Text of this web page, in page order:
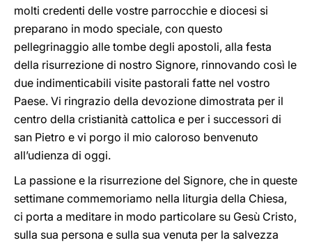
molti credenti delle vostre parrocchie e diocesi si
preparano in modo speciale, con questo
pellegrinaggio alle tombe degli apostoli, alla festa
della risurrezione di nostro Signore, rinnovando così le
due indimenticabili visite pastorali fatte nel vostro
Paese. Vi ringrazio della devozione dimostrata per il
centro della cristianità cattolica e per i successori di
san Pietro e vi porgo il mio caloroso benvenuto
all’udienza di oggi.
La passione e la risurrezione del Signore, che in queste
settimane commemoriamo nella liturgia della Chiesa,
ci porta a meditare in modo particolare su Gesù Cristo,
sulla sua persona e sulla sua venuta per la salvezza